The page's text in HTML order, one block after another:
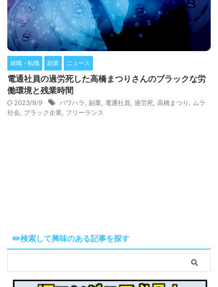
就職・転職 副業 ニュース
電通社員の過労死した高橋まつりさんのブラックな労
働環境と残業時間
2023/9/9 パワハラ 副業 電通社員 過労死 高橋まつり
ムラ
社会
ブラック企業 フリーランス
✏️検索して興味のある記事を探す